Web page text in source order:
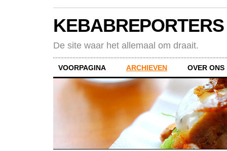
KEBABREPORTERS
De site waar het allemaal om draait.
VOORPAGINA ARCHIEVEN OVER ONS